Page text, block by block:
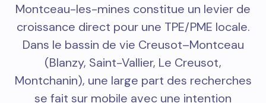
Montceau-les-mines constitue un levier de
croissance direct pour une TPE/PME locale.
Dans le bassin de vie Creusot–Montceau
(Blanzy, Saint-Vallier, Le Creusot,
Montchanin), une large part des recherches
se fait sur mobile avec une intention